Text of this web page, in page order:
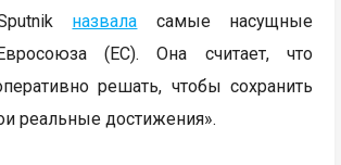
назвала самые насущные
(ЕС). Она считает, что
решать, чтобы сохранить
реальные достижения».